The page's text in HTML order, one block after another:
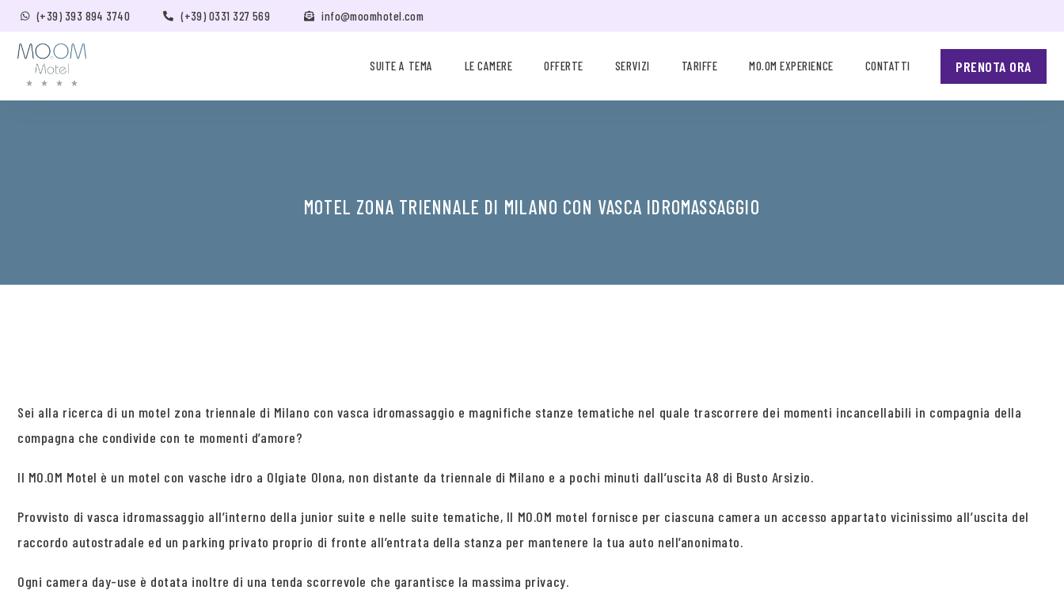
(+39) 393 894 3740 (+39) 0331 327 569 info@moomhotel.com
SUITE A TEMA LE CAMERE OFFERTE SERVIZI TARIFFE MO.OM EXPERIENCE CONTATTI PRENOTA ORA
MOTEL ZONA TRIENNALE DI MILANO CON VASCA IDROMASSAGGIO
Sei alla ricerca di un motel zona triennale di Milano con vasca idromassaggio e magnifiche stanze tematiche nel quale trascorrere dei momenti incancellabili in compagnia della
compagna che condivide con te momenti d’amore?
Il MO.OM Motel è un motel con vasche idro a Olgiate Olona, non distante da triennale di Milano e a pochi minuti dall’uscita A8 di Busto Arsizio.
Provvisto di vasca idromassaggio all’interno della junior suite e nelle suite tematiche, Il MO.OM motel fornisce per ciascuna camera un accesso appartato vicinissimo all’uscita del
raccordo autostradale ed un parking privato proprio di fronte all’entrata della stanza per mantenere la tua auto nell’anonimato.
Ogni camera day-use è dotata inoltre di una tenda scorrevole che garantisce la massima privacy.